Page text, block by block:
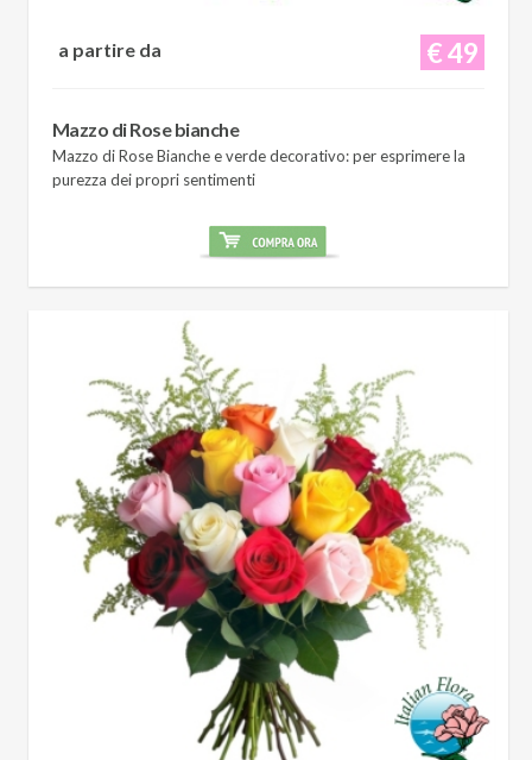
€ 49
a partire da
Mazzo di Rose bianche
Mazzo di Rose Bianche e verde decorativo: per esprimere la
purezza dei propri sentimenti